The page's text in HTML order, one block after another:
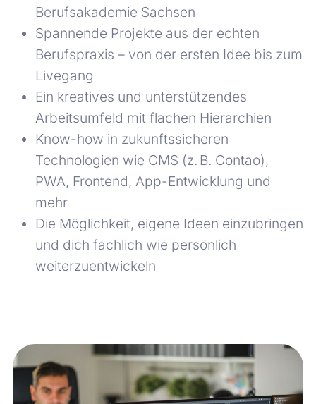
Berufsakademie Sachsen
Spannende Projekte aus der echten
Berufspraxis – von der ersten Idee bis zum
Livegang
Ein kreatives und unterstützendes
Arbeitsumfeld mit flachen Hierarchien
Know-how in zukunftssicheren
Technologien wie CMS (z. B. Contao),
PWA, Frontend, App-Entwicklung und
mehr
Die Möglichkeit, eigene Ideen einzubringen
und dich fachlich wie persönlich
weiterzuentwickeln